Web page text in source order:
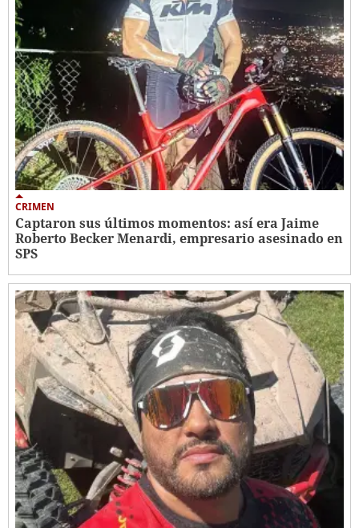
CRIMEN
Captaron sus últimos momentos: así era Jaime
Roberto Becker Menardi​​​, empresario asesinado en
SPS